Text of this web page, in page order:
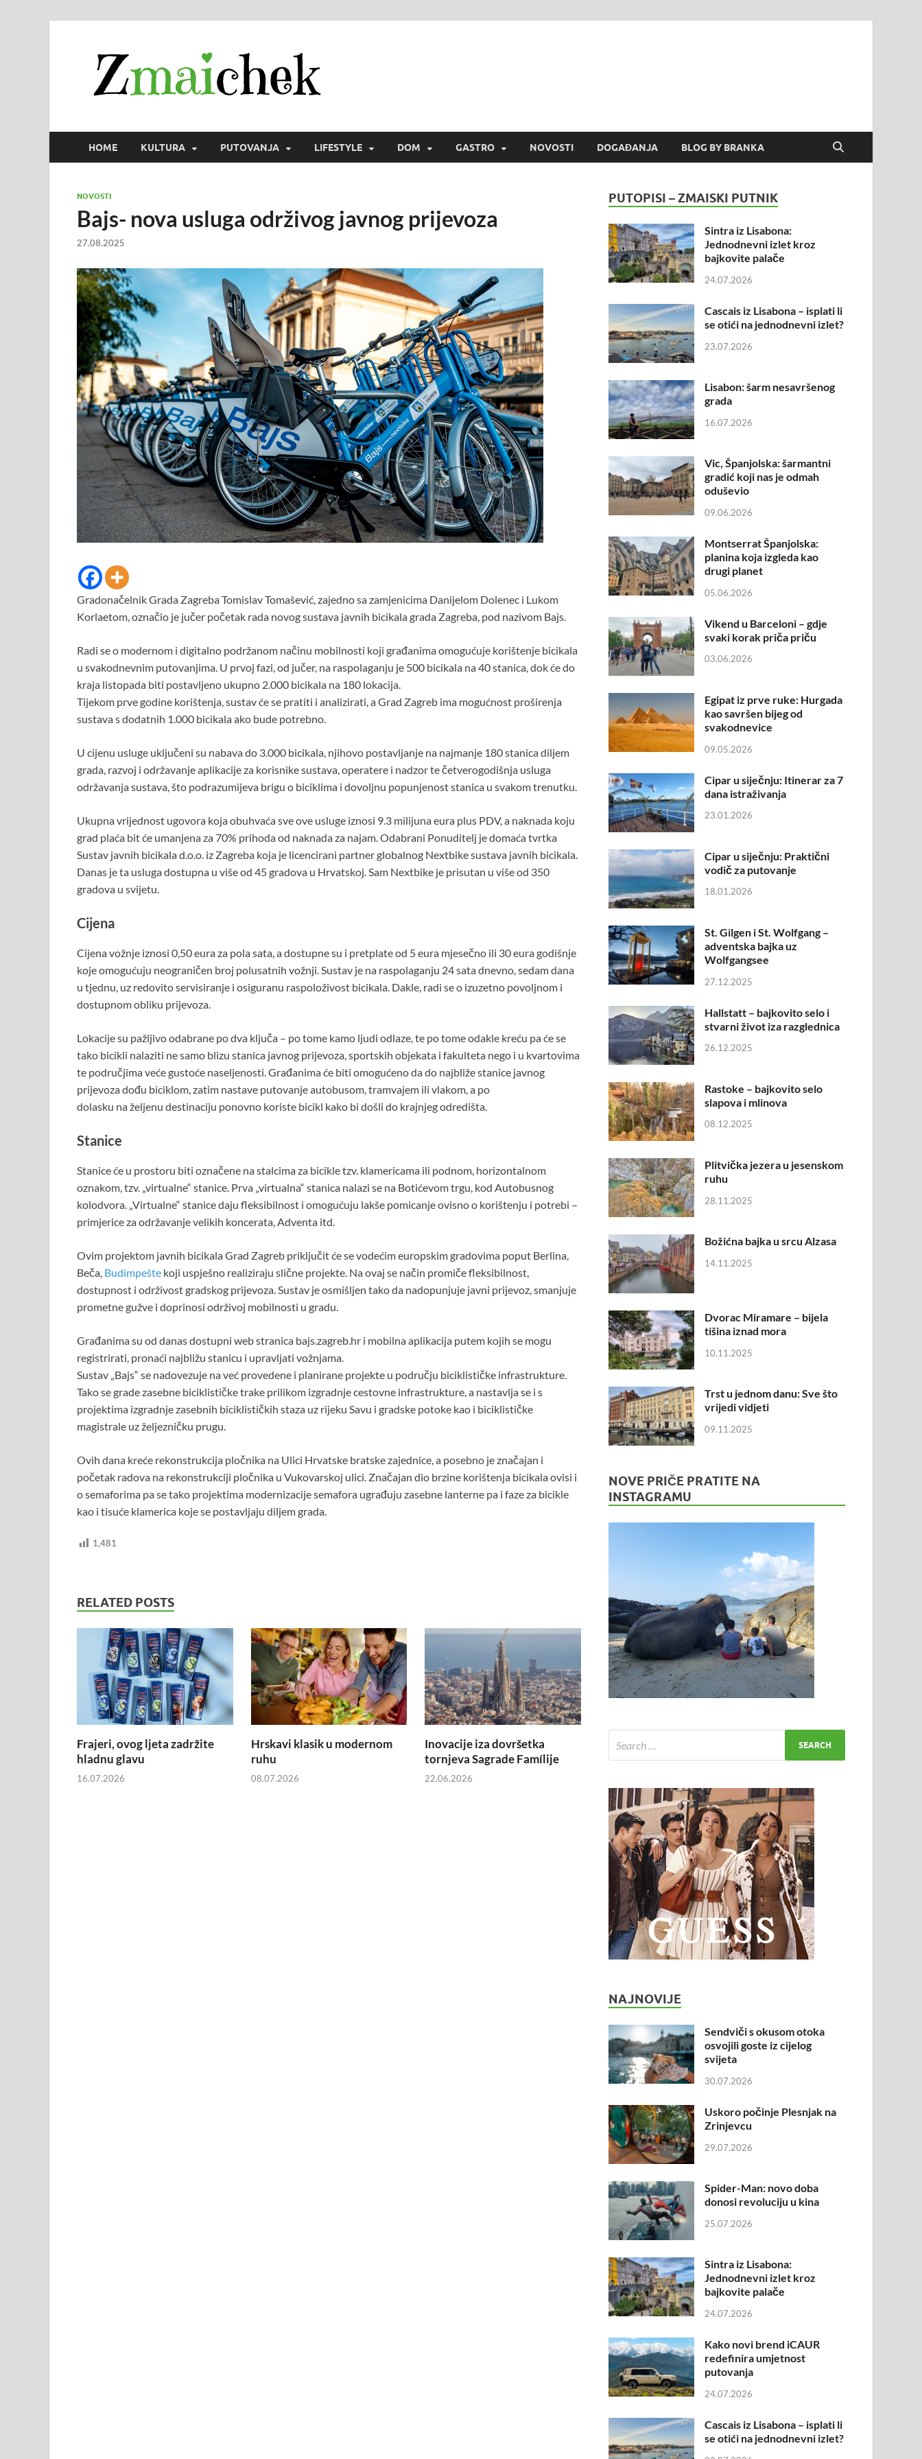
HOME KULTURA PUTOVANJA LIFESTYLE DOM GASTRO NOVOSTI DOGAĐANJA BLOG BY BRANKA
NOVOSTI
Bajs- nova usluga održivog javnog prijevoza
27.08.2025
Gradonačelnik Grada Zagreba Tomislav Tomašević, zajedno sa zamjenicima Danijelom Dolenec i Lukom
Korlaetom, označio je jučer početak rada novog sustava javnih bicikala grada Zagreba, pod nazivom Bajs.
Radi se o modernom i digitalno podržanom načinu mobilnosti koji građanima omogućuje korištenje bicikala
u svakodnevnim putovanjima. U prvoj fazi, od jučer, na raspolaganju je 500 bicikala na 40 stanica, dok će do
kraja listopada biti postavljeno ukupno 2.000 bicikala na 180 lokacija.
Tijekom prve godine korištenja, sustav će se pratiti i analizirati, a Grad Zagreb ima mogućnost proširenja
sustava s dodatnih 1.000 bicikala ako bude potrebno.
U cijenu usluge uključeni su nabava do 3.000 bicikala, njihovo postavljanje na najmanje 180 stanica diljem
grada, razvoj i održavanje aplikacije za korisnike sustava, operatere i nadzor te četverogodišnja usluga
održavanja sustava, što podrazumijeva brigu o biciklima i dovoljnu popunjenost stanica u svakom trenutku.
Ukupna vrijednost ugovora koja obuhvaća sve ove usluge iznosi 9.3 milijuna eura plus PDV, a naknada koju
grad plaća bit će umanjena za 70% prihoda od naknada za najam. Odabrani Ponuditelj je domaća tvrtka
Sustav javnih bicikala d.o.o. iz Zagreba koja je licencirani partner globalnog Nextbike sustava javnih bicikala.
Danas je ta usluga dostupna u više od 45 gradova u Hrvatskoj. Sam Nextbike je prisutan u više od 350
gradova u svijetu.
Cijena
Cijena vožnje iznosi 0,50 eura za pola sata, a dostupne su i pretplate od 5 eura mjesečno ili 30 eura godišnje
koje omogućuju neograničen broj polusatnih vožnji. Sustav je na raspolaganju 24 sata dnevno, sedam dana
u tjednu, uz redovito servisiranje i osiguranu raspoloživost bicikala. Dakle, radi se o izuzetno povoljnom i
dostupnom obliku prijevoza.
Lokacije su pažljivo odabrane po dva ključa – po tome kamo ljudi odlaze, te po tome odakle kreću pa će se
tako bicikli nalaziti ne samo blizu stanica javnog prijevoza, sportskih objekata i fakulteta nego i u kvartovima
te područjima veće gustoće naseljenosti. Građanima će biti omogućeno da do najbliže stanice javnog
prijevoza dođu biciklom, zatim nastave putovanje autobusom, tramvajem ili vlakom, a po
dolasku na željenu destinaciju ponovno koriste bicikl kako bi došli do krajnjeg odredišta.
Stanice
Stanice će u prostoru biti označene na stalcima za bicikle tzv. klamericama ili podnom, horizontalnom
oznakom, tzv. „virtualne“ stanice. Prva „virtualna“ stanica nalazi se na Botićevom trgu, kod Autobusnog
kolodvora. „Virtualne“ stanice daju fleksibilnost i omogućuju lakše pomicanje ovisno o korištenju i potrebi –
primjerice za održavanje velikih koncerata, Adventa itd.
Ovim projektom javnih bicikala Grad Zagreb priključit će se vodećim europskim gradovima poput Berlina,
Beča, Budimpešte koji uspješno realiziraju slične projekte. Na ovaj se način promiče fleksibilnost,
dostupnost i održivost gradskog prijevoza. Sustav je osmišljen tako da nadopunjuje javni prijevoz, smanjuje
prometne gužve i doprinosi održivoj mobilnosti u gradu.
Građanima su od danas dostupni web stranica bajs.zagreb.hr i mobilna aplikacija putem kojih se mogu
registrirati, pronaći najbližu stanicu i upravljati vožnjama.
Sustav „Bajs“ se nadovezuje na već provedene i planirane projekte u području biciklističke infrastrukture.
Tako se grade zasebne biciklističke trake prilikom izgradnje cestovne infrastrukture, a nastavlja se i s
projektima izgradnje zasebnih biciklističkih staza uz rijeku Savu i gradske potoke kao i biciklističke
magistrale uz željezničku prugu.
Ovih dana kreće rekonstrukcija pločnika na Ulici Hrvatske bratske zajednice, a posebno je značajan i
početak radova na rekonstrukciji pločnika u Vukovarskoj ulici. Značajan dio brzine korištenja bicikala ovisi i
o semaforima pa se tako projektima modernizacije semafora ugrađuju zasebne lanterne pa i faze za bicikle
kao i tisuće klamerica koje se postavljaju diljem grada.
1,481
RELATED POSTS
Frajeri, ovog ljeta zadržite
hladnu glavu
16.07.2026
Hrskavi klasik u modernom
ruhu
08.07.2026
Inovacije iza dovršetka
tornjeva Sagrade Famílije
22.06.2026
PUTOPISI – ZMAISKI PUTNIK
Sintra iz Lisabona:
Jednodnevni izlet kroz
bajkovite palače
24.07.2026
Cascais iz Lisabona – isplati li
se otići na jednodnevni izlet?
23.07.2026
Lisabon: šarm nesavršenog
grada
16.07.2026
Vic, Španjolska: šarmantni
gradić koji nas je odmah
oduševio
09.06.2026
Montserrat Španjolska:
planina koja izgleda kao
drugi planet
05.06.2026
Vikend u Barceloni – gdje
svaki korak priča priču
03.06.2026
Egipat iz prve ruke: Hurgada
kao savršen bijeg od
svakodnevice
09.05.2026
Cipar u siječnju: Itinerar za 7
dana istraživanja
23.01.2026
Cipar u siječnju: Praktični
vodič za putovanje
18.01.2026
St. Gilgen i St. Wolfgang –
adventska bajka uz
Wolfgangsee
27.12.2025
Hallstatt – bajkovito selo i
stvarni život iza razglednica
26.12.2025
Rastoke – bajkovito selo
slapova i mlinova
08.12.2025
Plitvička jezera u jesenskom
ruhu
28.11.2025
Božićna bajka u srcu Alzasa
14.11.2025
Dvorac Miramare – bijela
tišina iznad mora
10.11.2025
Trst u jednom danu: Sve što
vrijedi vidjeti
09.11.2025
NOVE PRIČE PRATITE NA
INSTAGRAMU
NAJNOVIJE
Sendviči s okusom otoka
osvojili goste iz cijelog
svijeta
30.07.2026
Uskoro počinje Plesnjak na
Zrinjevcu
29.07.2026
Spider-Man: novo doba
donosi revoluciju u kina
25.07.2026
Sintra iz Lisabona:
Jednodnevni izlet kroz
bajkovite palače
24.07.2026
Kako novi brend iCAUR
redefinira umjetnost
putovanja
24.07.2026
Cascais iz Lisabona – isplati li
se otići na jednodnevni izlet?